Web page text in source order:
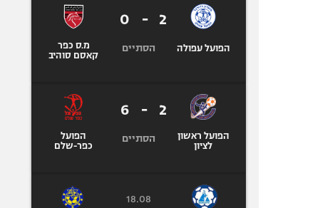
הפועל עפולה
2
-
0
הסתיים
מ.ס כפר
קאסם סוהיב
הפועל ראשון
לציון
2
-
6
הסתיים
הפועל
כפר-שלם
18.08